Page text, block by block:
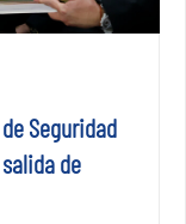
Seguridad
de